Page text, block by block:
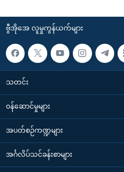
ဗွီအိုအေ လူမှုကွန်ယက်များ
သတင်း
၀န်ဆောင်မှုများ
အပတ်စဉ်ကဏ္ဍများ
အင်္ဂလိပ်သင်ခန်းစာများ